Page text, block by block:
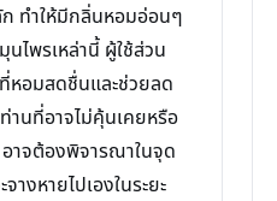
ทำให้มีกลิ่นหอมอ่อนๆ
ไพรเหล่านี้ ผู้ใช้ส่วน
อมสดชื่นและช่วยลด
นที่อาจไม่คุ้นเคยหรือ
าจต้องพิจารณาในจุด
างหายไปเองในระยะ